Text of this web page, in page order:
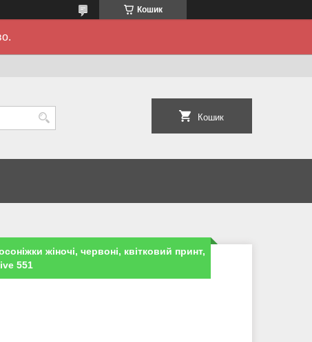
Кошик
Кошик
жіночі, червоні, квітковий принт,
551